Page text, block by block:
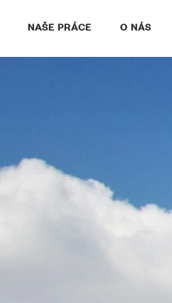
NAŠE PRÁCE O NÁS